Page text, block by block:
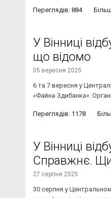
Переглядів: 884
У Вінниці
що відомо
05 вересня 2025
6 та 7 вересня у
«Файна Здибанка».
Переглядів: 1178
У Вінниці
Справжнє.
27 серпня 2025
30 серпня у